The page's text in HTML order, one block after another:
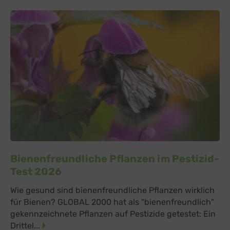
Bienenfreundliche Pflanzen im Pestizid-
Test 2026
Wie gesund sind bienenfreundliche Pflanzen wirklich
für Bienen? GLOBAL 2000 hat als "bienenfreundlich"
gekennzeichnete Pflanzen auf Pestizide getestet: Ein
Drittel...
Google Ireland Limited, Irland